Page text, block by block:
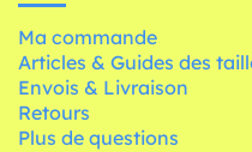
Ma commande
Articles & Guides des
Envois & Livraison
Retours
Plus de questions